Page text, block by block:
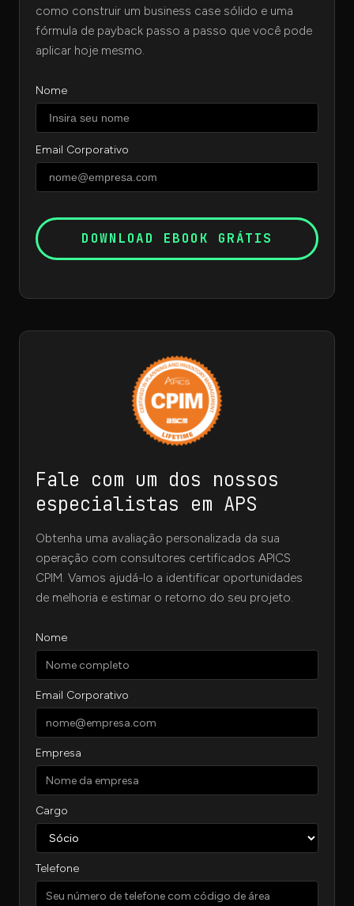
como construir um business case sólido e uma
fórmula de payback passo a passo que você pode
aplicar hoje mesmo.
Nome
Email Corporativo
Fale com um dos nossos
especialistas em APS
Obtenha uma avaliação personalizada da sua
operação com consultores certificados APICS
CPIM. Vamos ajudá-lo a identificar oportunidades
de melhoria e estimar o retorno do seu projeto.
Nome
Email Corporativo
Empresa
Cargo
Telefone